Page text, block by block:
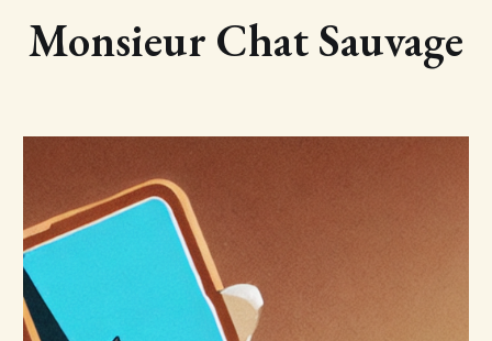
Monsieur Chat Sauvage